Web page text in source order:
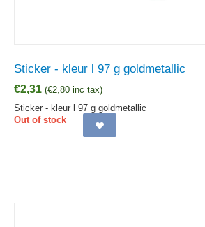
Sticker - kleur l 97 g goldmetallic
€2,31 (€2,80 inc tax)
Sticker - kleur l 97 g goldmetallic
Out of stock